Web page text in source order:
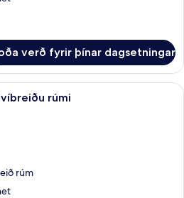
verð fyrir þínar dagsetningar
Rúmföt af bestu gerð, rúm með
rúmi
rúm